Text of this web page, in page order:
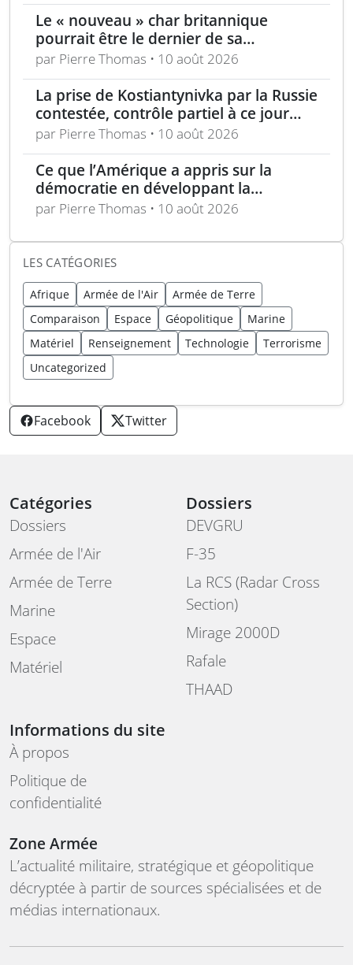
Le « nouveau » char britannique
pourrait être le dernier de sa
génération
par Pierre Thomas • 10 août 2026
La prise de Kostiantynivka par la Russie
contestée, contrôle partiel à ce jour
selon Londres
par Pierre Thomas • 10 août 2026
Ce que l’Amérique a appris sur la
démocratie en développant la
technologie furtive
par Pierre Thomas • 10 août 2026
LES CATÉGORIES
Afrique Armée de l'Air
Armée de Terre
Comparaison
Espace Géopolitique
Marine
Matériel
Renseignement Technologie
Terrorisme
Uncategorized
Facebook Twitter
Catégories
Dossiers
Armée de l'Air
Armée de Terre
Marine
Espace
Matériel
Dossiers
DEVGRU
F-35
La RCS (Radar Cross
Section)
Mirage 2000D
Rafale
THAAD
Informations du site
À propos
Politique de
confidentialité
Zone Armée
L’actualité militaire, stratégique et géopolitique
décryptée à partir de sources spécialisées et de
médias internationaux.